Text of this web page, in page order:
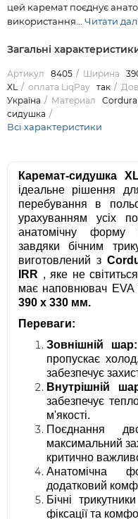
цей каремат поєднує
використання... Читати
Загальні
Артикул 8405 Ширина
XL
оплата LiqPay так
Україна
Материал
сидушка
Всі характеристики
Каремат-сидушка
ідеальне рішення
перебування в
урахуванням усіх
анатомічну форму
завдяки бічним
виготовлений з
IRR , яке не
має наповнювач EVA
390 х 330 мм.
Переваги:
Зовнішній шар:
пропускає
забезпечує
Внутрішній
забезпечує
м'якості.
Поєднання
максимальний
критично
Анатомічна
додатковий
Бічні
фіксації та